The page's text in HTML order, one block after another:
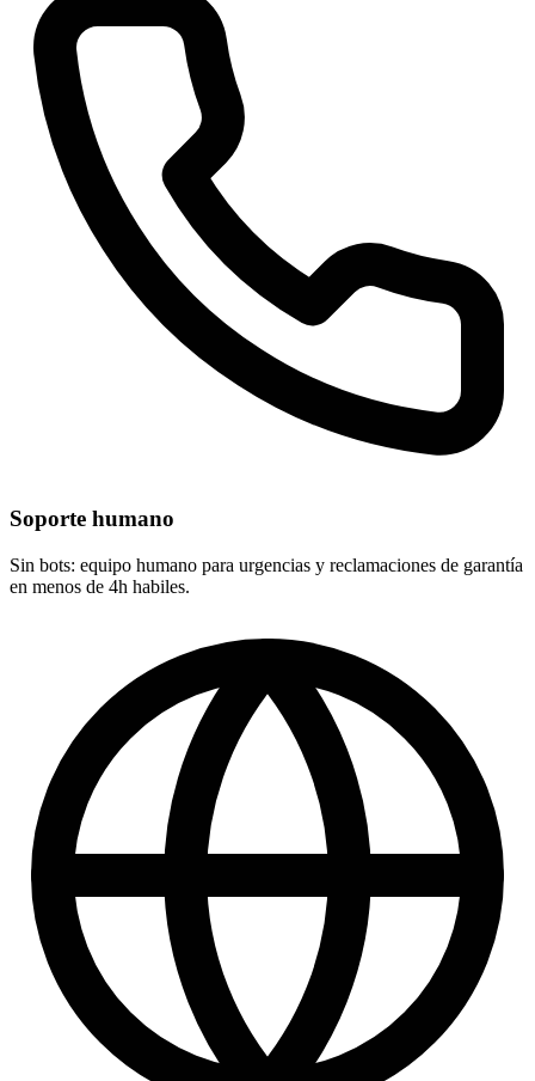
Soporte humano
Sin bots: equipo humano para urgencias y reclamaciones de garantía
en menos de 4h habiles.